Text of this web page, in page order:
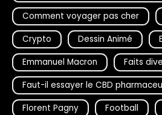
Comment voyager pas cher
Crypto
Dessin Animé
Emmanuel Macron
Faits
Faut-il essayer le CBD
Florent Pagny
Football